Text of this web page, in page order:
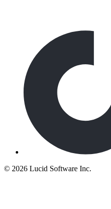
© 2026 Lucid Software Inc.